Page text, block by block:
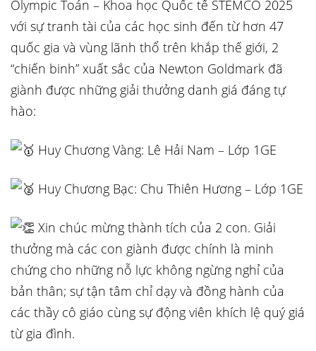
Olympic Toán – Khoa học Quốc tế STEMCO 2025
với sự tranh tài của các học sinh đến từ hơn 47
quốc gia và vùng lãnh thổ trên khắp thế giới, 2
“chiến binh” xuất sắc của Newton Goldmark đã
giành được những giải thưởng danh giá đáng tự
hào:
Huy Chương Vàng: Lê Hải Nam – Lớp 1GE
Huy Chương Bạc: Chu Thiên Hương – Lớp 1GE
Xin chúc mừng thành tích của 2 con. Giải
thưởng mà các con giành được chính là minh
chứng cho những nỗ lực không ngừng nghỉ của
bản thân; sự tận tâm chỉ dạy và đồng hành của
các thầy cô giáo cùng sự động viên khích lệ quý giá
từ gia đình.